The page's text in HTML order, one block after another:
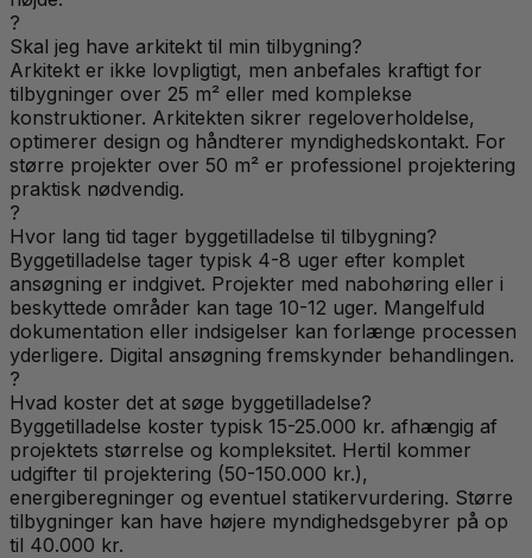
?
Skal jeg have arkitekt til min tilbygning?
Arkitekt er ikke lovpligtigt, men anbefales kraftigt for
tilbygninger over 25 m² eller med komplekse
konstruktioner. Arkitekten sikrer regeloverholdelse,
optimerer design og håndterer myndighedskontakt. For
større projekter over 50 m² er professionel projektering
praktisk nødvendig.
?
Hvor lang tid tager byggetilladelse til tilbygning?
Byggetilladelse tager typisk 4-8 uger efter komplet
ansøgning er indgivet. Projekter med nabohøring eller i
beskyttede områder kan tage 10-12 uger. Mangelfuld
dokumentation eller indsigelser kan forlænge processen
yderligere. Digital ansøgning fremskynder behandlingen.
?
Hvad koster det at søge byggetilladelse?
Byggetilladelse koster typisk 15-25.000 kr. afhængig af
projektets størrelse og kompleksitet. Hertil kommer
udgifter til projektering (50-150.000 kr.),
energiberegninger og eventuel statikervurdering. Større
tilbygninger kan have højere myndighedsgebyrer på op
til 40.000 kr.